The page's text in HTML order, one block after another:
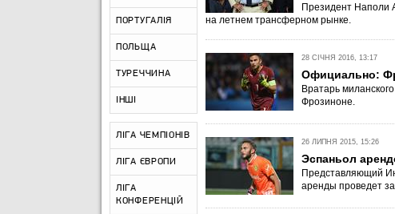
ПОРТУГАЛІЯ
ПОЛЬЩА
ТУРЕЧЧИНА
ІНШІ
ЛІГА ЧЕМПІОНІВ
ЛІГА ЄВРОПИ
ЛІГА
КОНФЕРЕНЦІЙ
Президент Наполи
на летнем трансферном рынке.
28 СІЧНЯ 2016, 13:17
Официально:
Вратарь
Фрозиноне.
26 ЛИПНЯ 2015, 15:26
Эспаньол
Представляющий
аренды проведет